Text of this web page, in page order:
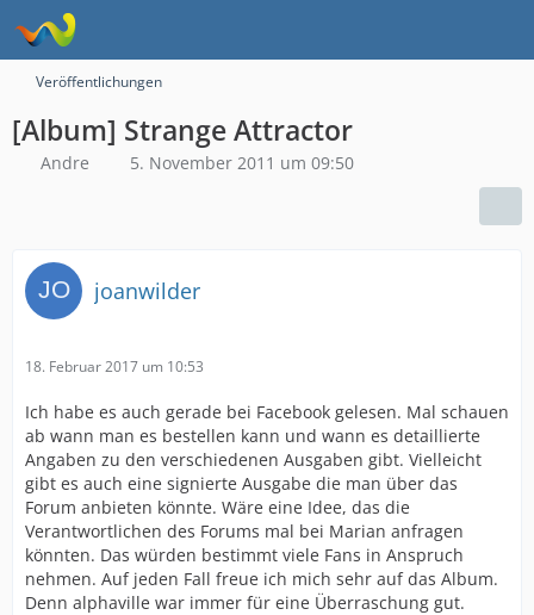
Veröffentlichungen
[Album] Strange Attractor
Andre 5. November 2011 um 09:50
joanwilder
18. Februar 2017 um 10:53
Ich habe es auch gerade bei Facebook gelesen. Mal schauen
ab wann man es bestellen kann und wann es detaillierte
Angaben zu den verschiedenen Ausgaben gibt. Vielleicht
gibt es auch eine signierte Ausgabe die man über das
Forum anbieten könnte. Wäre eine Idee, das die
Verantwortlichen des Forums mal bei Marian anfragen
könnten. Das würden bestimmt viele Fans in Anspruch
nehmen. Auf jeden Fall freue ich mich sehr auf das Album.
Denn alphaville war immer für eine Überraschung gut.